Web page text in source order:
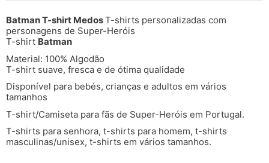
Batman T-shirt MedosT-shirts personalizadas com
personagens de Super-Heróis
T-shirt Batman
Material: 100% Algodão
T-shirt suave, fresca e de ótima qualidade
Disponível para bebés, crianças e adultos em vários
tamanhos
T-shirt/Camiseta para fãs de Super-Heróis em Portugal.
T-shirts para senhora, t-shirts para homem, t-shirts
masculinas/unisex, t-shirts em vários tamanhos.